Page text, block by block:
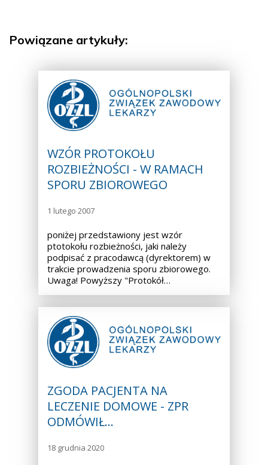
Powiązane artykuły:
WZÓR PROTOKOŁU
ROZBIEŻNOŚCI - W RAMACH
SPORU ZBIOROWEGO
1 lutego 2007
poniżej przedstawiony jest wzór
ptotokołu rozbieżności, jaki należy
podpisać z pracodawcą (dyrektorem) w
trakcie prowadzenia sporu zbiorowego.
Uwaga! Powyższy "Protokół…
ZGODA PACJENTA NA
LECZENIE DOMOWE - ZPR
ODMÓWIŁ…
18 grudnia 2020